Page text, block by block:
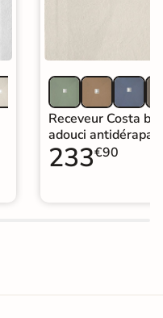
Receveur Costa
adouci
233€90